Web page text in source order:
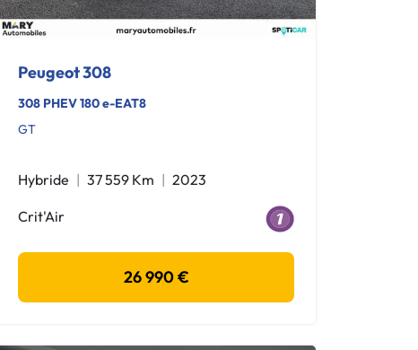
Peugeot 308
308 PHEV 180 e-EAT8
GT
Hybride 37 559 Km 2023
Crit'Air
26 990 €